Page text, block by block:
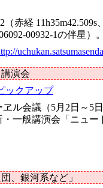
赤経
00932-1の伴星
演会
ックアップ
ル会議（5月2日～5日
一般講演会「ニュー
、銀河系など」